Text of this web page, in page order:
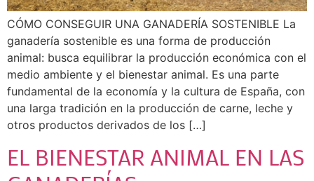
CÓMO CONSEGUIR UNA GANADERÍA SOSTENIBLE La
ganadería sostenible es una forma de producción
animal: busca equilibrar la producción económica con el
medio ambiente y el bienestar animal. Es una parte
fundamental de la economía y la cultura de España, con
una larga tradición en la producción de carne, leche y
otros productos derivados de los […]
EL BIENESTAR ANIMAL EN LAS